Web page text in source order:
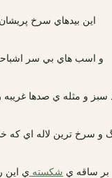
اين بيدهاي سرخ پريشان
و اسب هاي بي سر
سبز و مثله ي صدها غريبه
و سرخ ترين لاله اي كه
بر ساقه ي شكسته ي اين